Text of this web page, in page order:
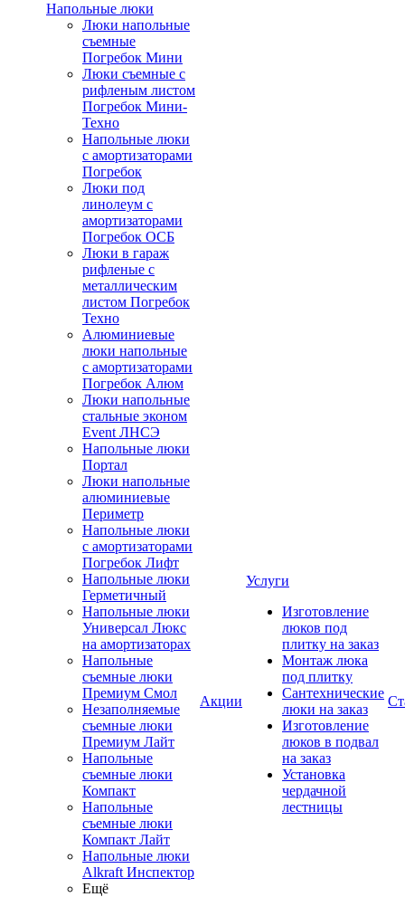
Напольные люки
Люки напольные
съемные
Погребок Мини
Люки съемные с
рифленым листом
Погребок Мини-
Техно
Напольные люки
с амортизаторами
Погребок
Люки под
линолеум с
амортизаторами
Погребок ОСБ
Люки в гараж
рифленые с
металлическим
листом Погребок
Техно
Алюминиевые
люки напольные
с амортизаторами
Погребок Алюм
Люки напольные
стальные эконом
Event ЛНСЭ
Напольные люки
Портал
Люки напольные
алюминиевые
Периметр
Напольные люки
с амортизаторами
Погребок Лифт
Напольные люки
Герметичный
Напольные люки
Универсал Люкс
на амортизаторах
Напольные
съемные люки
Премиум Смол
Незаполняемые
съемные люки
Премиум Лайт
Напольные
съемные люки
Компакт
Напольные
съемные люки
Компакт Лайт
Напольные люки
Alkraft Инспектор
Ещё
Акции
Услуги
Изготовление
люков под
плитку на заказ
Монтаж люка
под плитку
Сантехнические
люки на заказ
Изготовление
люков в подвал
на заказ
Установка
чердачной
лестницы